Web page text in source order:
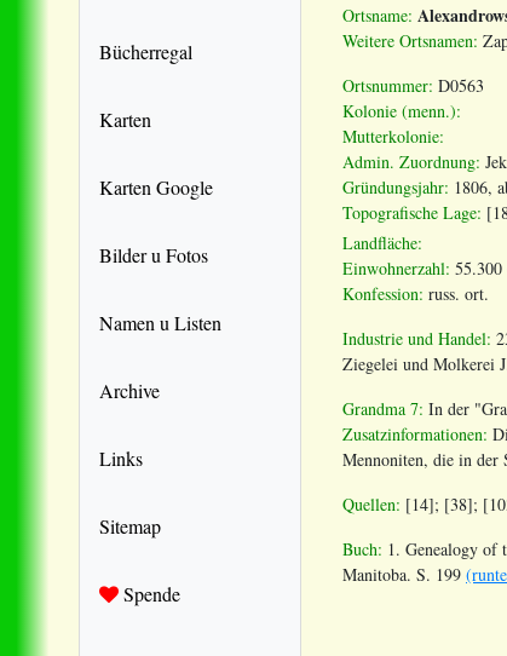
Bücherregal
Karten
Karten Google
Bilder u Fotos
Namen u Listen
Archive
Links
Sitemap
Spende
Ortsname:
Weitere Ortsnamen:
Ortsnummer: D0563
Kolonie (menn.):
Mutterkolonie:
Admin. Zuordnung:
Gründungsjahr: 1806,
Topografische Lage:
Landfläche:
Einwohnerzahl:
Konfession: russ. ort.
Industrie und Handel:
Ziegelei und Molkerei
Grandma 7: In der
Zusatzinformationen:
Mennoniten, die in der
Quellen: [14]; [38];
Buch: 1. Genealogy of
Manitoba. S. 199